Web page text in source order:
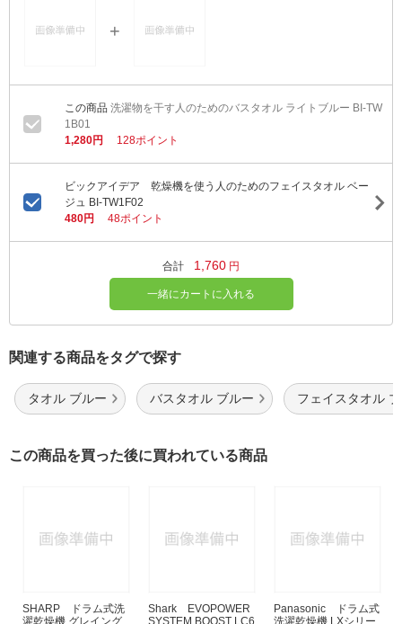
洗濯物を干す人のためのバスタオル ライトブルー BI-TW
1B01
1,280円
128ポイント
ビックアイデア 乾燥機を使う人のためのフェイスタオル ベー
ジュ BI-TW1F02
480円
48ポイント
合計 1,760 円
一緒にカートに入れる
関連する商品をタグで探す
タオル ブルー バスタオル ブルー フェイスタオル
この商品を買った後に買われている商品
SHARP ドラム式洗
Shark EVOPOWER
Panasonic ドラム式